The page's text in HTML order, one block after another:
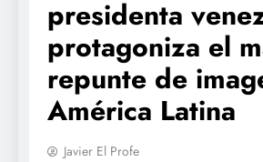
presidenta
protagoniza el
repunte de
América Latina
Javier El Profe